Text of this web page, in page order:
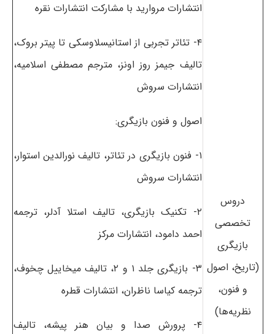
دروس
تخصصی
بازیگری
(تاریخ، اصول
و فنون،
نظریه‌ها)
انتشارات مروارید با مشارکت انتشارات نقره
۴- تئاتر تجربی از استانیسلاوسکی تا پیتر بروک،
تالیف جیمز روز اونز، مترجم مصطفی اسلامیه،
انتشارات سروش
اصول و فنون بازیگری:
۱- فنون بازیگری در تئاتر، تالیف نورالدین استوار،
انتشارات سروش
۲- تکنیک بازیگری، تالیف استلا آدلر، ترجمه
احمد دامود، انتشارات مرکز
۳- بازیگری جلد ۱ و ۲، تالیف میخاییل چخوف،
ترجمه کیاسا ناظران، انتشارات قطره
۴- پرورش صدا و بیان هنر پیشه، تالیف